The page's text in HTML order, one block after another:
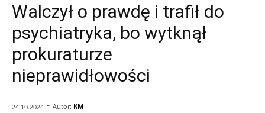
Walczył o prawdę i trafił do
psychiatryka, bo wytknął
prokuraturze
nieprawidłowości
24.10.2024 - Autor: KM